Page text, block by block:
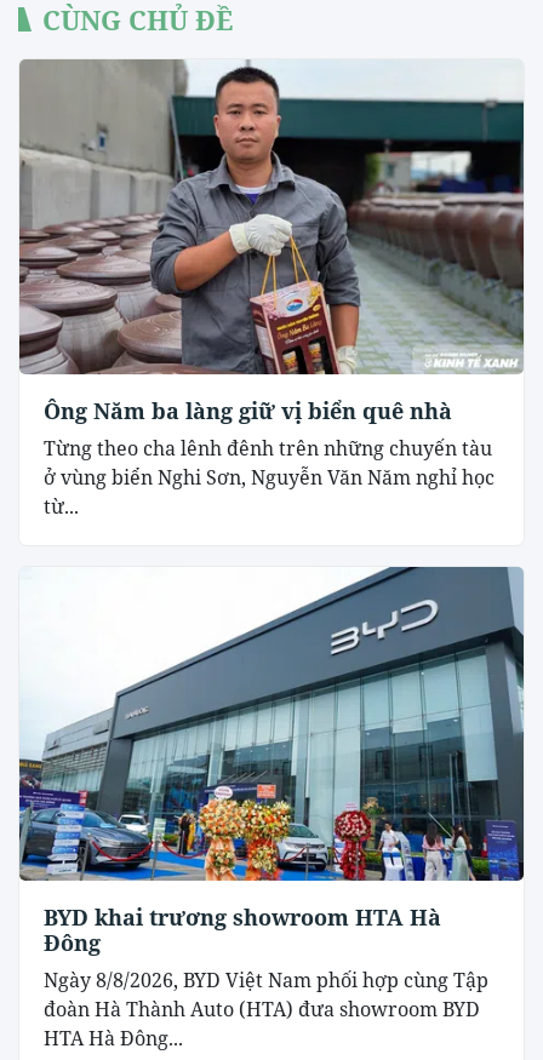
CÙNG CHỦ ĐỀ
Ông Năm ba làng giữ vị biển quê nhà
Từng theo cha lênh đênh trên những chuyến tàu
ở vùng biển Nghi Sơn, Nguyễn Văn Năm nghỉ học
từ...
BYD khai trương showroom HTA Hà
Đông
Ngày 8/8/2026, BYD Việt Nam phối hợp cùng Tập
đoàn Hà Thành Auto (HTA) đưa showroom BYD
HTA Hà Đông...